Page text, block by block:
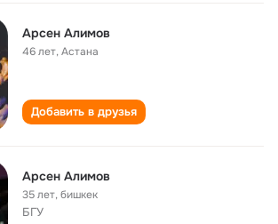
Арсен Алимов
46 лет,Астана
Добавить в друзья
Арсен Алимов
35 лет,бишкек
БГУ